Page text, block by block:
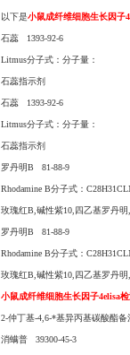
以下是小鼠成纤维细胞生长因子
石蕊 1393-92-6
Litmus分子式：分子量：
石蕊指示剂
石蕊 1393-92-6
Litmus分子式：分子量：
石蕊指示剂
罗丹明B 81-88-9
Rhodamine B分子式：
玫瑰红B,碱性紫10,四乙基罗丹
罗丹明B 81-88-9
Rhodamine B分子式：
玫瑰红B,碱性紫10,四乙基罗丹
小鼠成纤维细胞生长因子4elisa
2-仲丁基-4,6-*基异丙基碳酸酯备
消螨普 39300-45-3